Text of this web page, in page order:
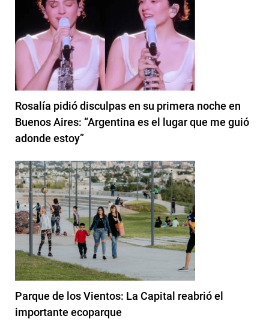
Rosalía pidió disculpas en su primera noche en
Buenos Aires: “Argentina es el lugar que me guió
adonde estoy”
Parque de los Vientos: La Capital reabrió el
importante ecoparque